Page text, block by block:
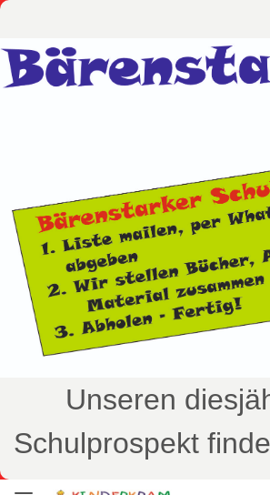
Unseren
Schulprospekt